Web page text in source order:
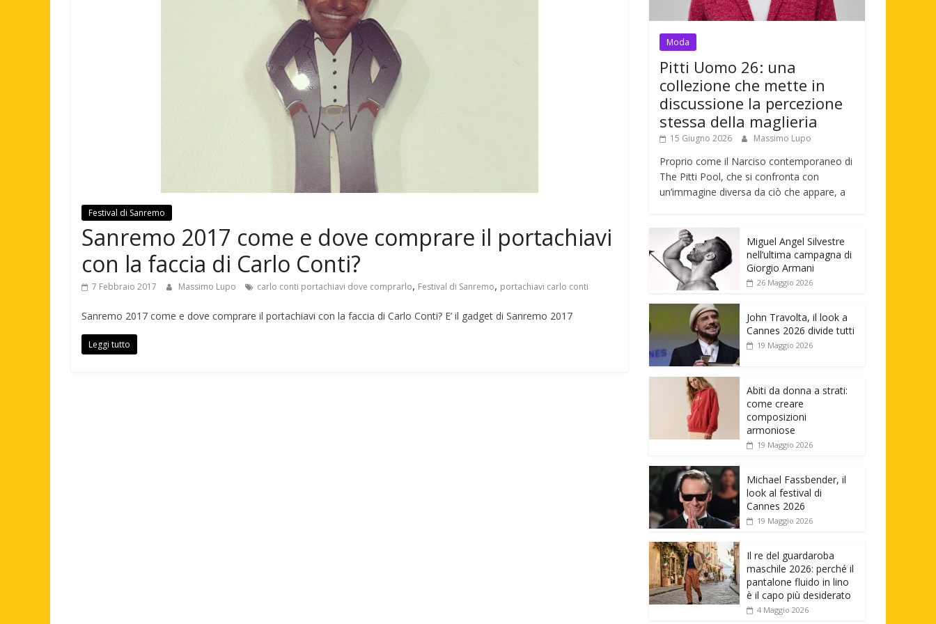
Festival di Sanremo
Sanremo 2017 come e dove comprare il portachiavi
con la faccia di Carlo Conti?
7 Febbraio 2017 Massimo Lupo carlo conti portachiavi dove comprarlo, Festival di Sanremo, portachiavi carlo conti
Sanremo 2017 come e dove comprare il portachiavi con la faccia di Carlo Conti? E’ il gadget di Sanremo 2017
Leggi tutto
Moda
Pitti Uomo 26: una
collezione che mette in
discussione la percezione
stessa della maglieria
15 Giugno 2026 Massimo Lupo
Proprio come il Narciso contemporaneo di
The Pitti Pool, che si confronta con
un’immagine diversa da ciò che appare, a
Miguel Angel Silvestre
nell’ultima campagna di
Giorgio Armani
26 Maggio 2026
John Travolta, il look a
Cannes 2026 divide tutti
19 Maggio 2026
Abiti da donna a strati:
come creare
composizioni
armoniose
19 Maggio 2026
Michael Fassbender, il
look al festival di
Cannes 2026
19 Maggio 2026
Il re del guardaroba
maschile 2026: perché il
pantalone fluido in lino
è il capo più desiderato
4 Maggio 2026